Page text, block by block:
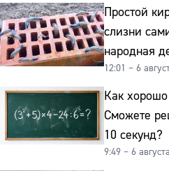
Простой
слизни
народная
реально
12:01 – 6
Как
Сможете
10 секунд?
9:49 – 6 августа